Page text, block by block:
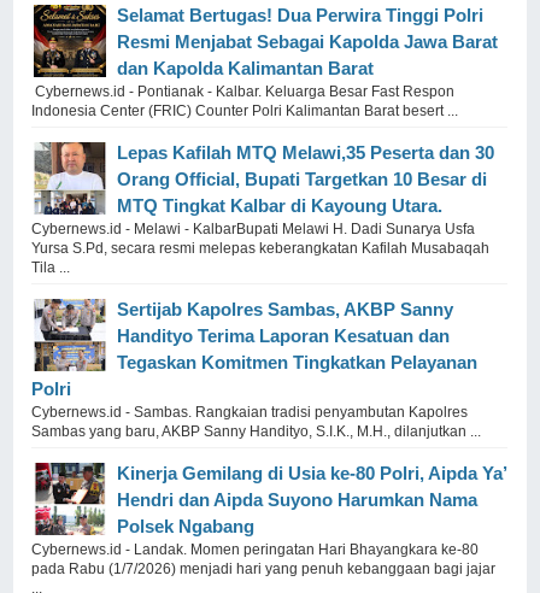
Selamat Bertugas! Dua Perwira Tinggi Polri
Resmi Menjabat Sebagai Kapolda Jawa Barat
dan Kapolda Kalimantan Barat
Cybernews.id - Pontianak - Kalbar. Keluarga Besar Fast Respon
Indonesia Center (FRIC) Counter Polri Kalimantan Barat besert ...
Lepas Kafilah MTQ Melawi,35 Peserta dan 30
Orang Official, Bupati Targetkan 10 Besar di
MTQ Tingkat Kalbar di Kayoung Utara.
Cybernews.id - Melawi - KalbarBupati Melawi H. Dadi Sunarya Usfa
Yursa S.Pd, secara resmi melepas keberangkatan Kafilah Musabaqah
Tila ...
Sertijab Kapolres Sambas, AKBP Sanny
Handityo Terima Laporan Kesatuan dan
Tegaskan Komitmen Tingkatkan Pelayanan
Polri
‎Cybernews.id - Sambas. ‎Rangkaian tradisi penyambutan Kapolres
Sambas yang baru, AKBP Sanny Handityo, S.I.K., M.H., dilanjutkan ...
Kinerja Gemilang di Usia ke-80 Polri, Aipda Ya’
Hendri dan Aipda Suyono Harumkan Nama
Polsek Ngabang
Cybernews.id - Landak. Momen peringatan Hari Bhayangkara ke-80
pada Rabu (1/7/2026) menjadi hari yang penuh kebanggaan bagi jajar